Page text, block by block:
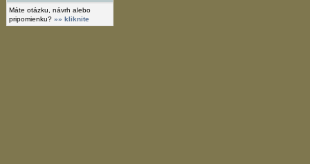
Máte otázku, návrh alebo
pripomienku? »» kliknite